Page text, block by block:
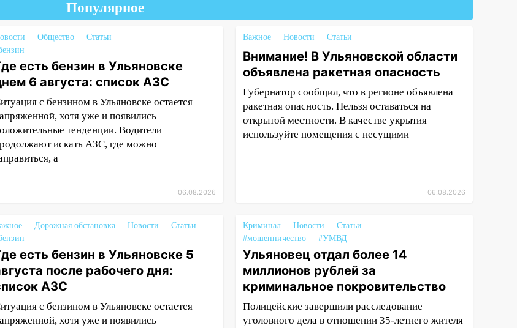
Популярное
Общество
Статьи
есть бензин в Ульяновске
6 августа: список АЗС
с бензином в Ульяновске остается
хотя уже и появились
тенденции. Водители
искать АЗС, где можно
а
06.08.2026
Важное Новости Статьи
Внимание! В Ульяновской области
объявлена ракетная опасность
Губернатор сообщил, что в регионе объявлена
ракетная опасность. Нельзя оставаться на
открытой местности. В качестве укрытия
используйте помещения с несущими
06.08.2026
Дорожная обстановка Новости
Статьи
есть бензин в Ульяновске 5
после рабочего дня:
АЗС
с бензином в Ульяновске остается
хотя уже и появились
Криминал Новости
Статьи
#мошенничество
#УМВД
Ульяновец отдал более 14
миллионов рублей за
криминальное покровительство
Полицейские завершили расследование
уголовного дела в отношении 35-летнего жителя